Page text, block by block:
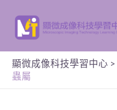
顯微成像科技學習中心 >
蟲屬